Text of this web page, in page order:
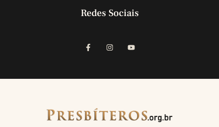
Redes Sociais